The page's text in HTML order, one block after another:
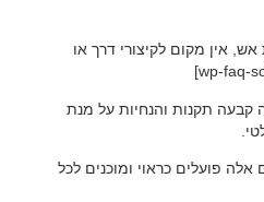
אין מקום לקיצורי דרך או
קבעה תקנות והנחיות על מנת
פועלים כראוי ומוכנים לכל